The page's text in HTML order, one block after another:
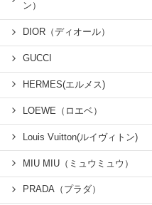
ン）
DIOR（ディオール）
GUCCI
HERMES(エルメス)
LOEWE（ロエベ）
Louis Vuitton(ルイヴィトン)
MIU MIU（ミュウミュウ）
PRADA（プラダ）